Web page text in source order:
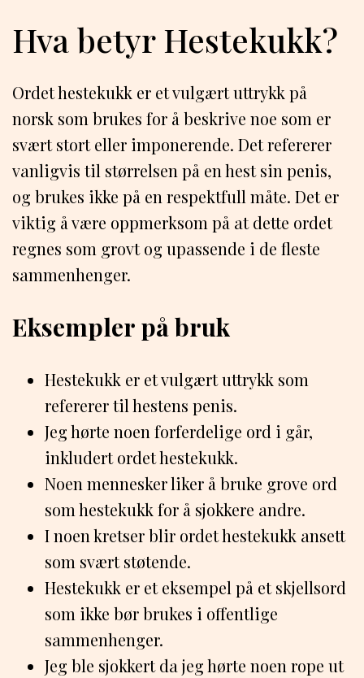
Hva betyr Hestekukk?
Ordet hestekukk er et vulgært uttrykk på
norsk som brukes for å beskrive noe som er
svært stort eller imponerende. Det refererer
vanligvis til størrelsen på en hest sin penis,
og brukes ikke på en respektfull måte. Det er
viktig å være oppmerksom på at dette ordet
regnes som grovt og upassende i de fleste
sammenhenger.
Eksempler på bruk
Hestekukk er et vulgært uttrykk som
refererer til hestens penis.
Jeg hørte noen forferdelige ord i går,
inkludert ordet hestekukk.
Noen mennesker liker å bruke grove ord
som hestekukk for å sjokkere andre.
I noen kretser blir ordet hestekukk ansett
som svært støtende.
Hestekukk er et eksempel på et skjellsord
som ikke bør brukes i offentlige
sammenhenger.
Jeg ble sjokkert da jeg hørte noen rope ut